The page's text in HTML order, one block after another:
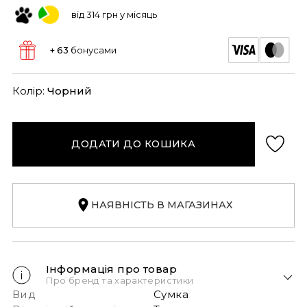
від 314 грн у місяць
+ 63 бонусами
Колір: Чорний
ДОДАТИ ДО КОШИКА
НАЯВНІСТЬ В МАГАЗИНАХ
Інформація про товар
Про бренд та характеристики
Вид
Сумка